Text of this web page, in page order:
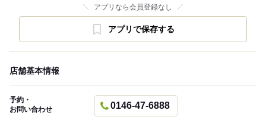
アプリなら会員登録なし
アプリで保存する
店舗基本情報
予約・
お問い合わせ
0146-47-6888